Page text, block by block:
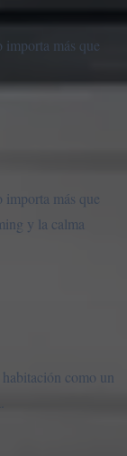
importa más que
más que
y la calma
como un